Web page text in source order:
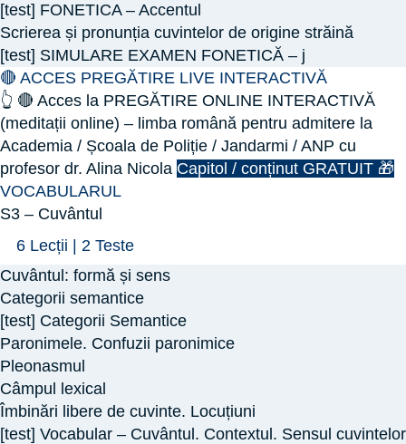
și
ORTOEPIE
(Fonetica)
–
partea
a
II-
a
[test] FONETICA – Accentul
Scrierea și pronunția cuvintelor de origine străină
[test] SIMULARE EXAMEN FONETICĂ – j
🔴 ACCES PREGĂTIRE LIVE INTERACTIVĂ
👆 🔴 Acces la PREGĂTIRE ONLINE INTERACTIVĂ
(meditații online) – limba română pentru admitere la
Academia / Școala de Poliție / Jandarmi / ANP cu
profesor dr. Alina Nicola Capitol / conținut GRATUIT 🎁
VOCABULARUL
S3 – Cuvântul
Arată
S3
–
Cuvântul
6 Lecții | 2 Teste
Cuvântul: formă și sens
Categorii semantice
[test] Categorii Semantice
Paronimele. Confuzii paronimice
Pleonasmul
Câmpul lexical
Îmbinări libere de cuvinte. Locuțiuni
[test] Vocabular – Cuvântul. Contextul. Sensul cuvintelor